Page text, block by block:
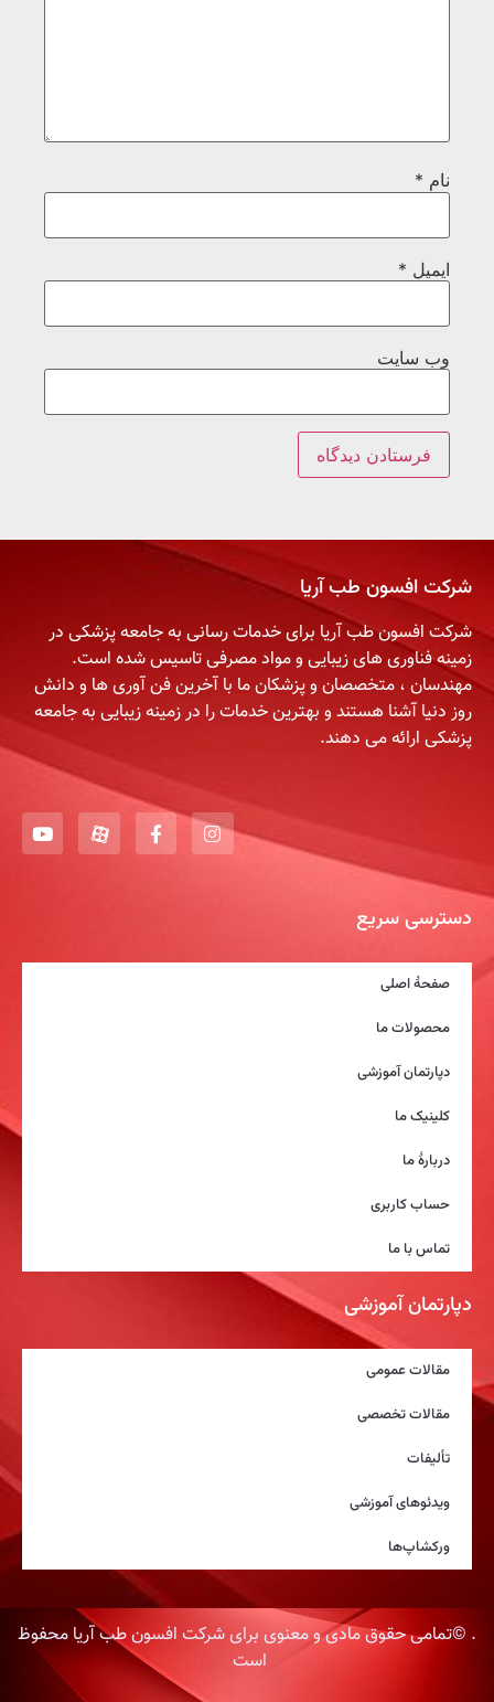
نام *
ایمیل *
وب‌ سایت
شرکت افسون طب آریا
شرکت افسون طب آریا برای خدمات رسانی به جامعه پزشکی در
زمینه فناوری های زیبایی و مواد مصرفی تاسیس شده است.
مهندسان ، متخصصان و پزشکان ما با آخرین فن آوری ها و دانش
روز دنیا آشنا هستند و بهترین خدمات را در زمینه زیبایی به جامعه
پزشکی ارائه می دهند.
دسترسی سریع
صفحۀ اصلی
محصولات ما
دپارتمان آموزشی
کلینیک ما
دربارۀ ما
حساب کاربری
تماس با ما
دپارتمان آموزشی
مقالات عمومی
مقالات تخصصی
تألیفات
ویدئوهای آموزشی
ورکشاپ‌ها
. ©تمامی حقوق مادی و معنوی برای شرکت افسون طب آریا محفوظ
است